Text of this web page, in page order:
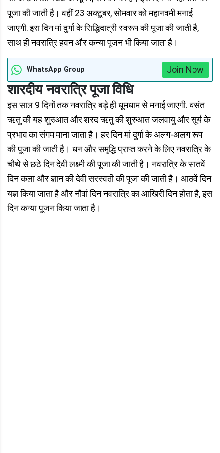
पूजा की जाती है। वहीं 23 अक्टूबर, सोमवार को महानवमी मनाई
जाएगी. इस दिन मां दुर्गा के सिद्धिदात्री स्वरूप की पूजा की जाती है,
साथ ही नवरात्रि हवन और कन्या पूजन भी किया जाता है।
WhatsApp Group Join Now
शारदीय नवरात्रि पूजा विधि
इस साल 9 दिनों तक नवरात्रि बड़े ही धूमधाम से मनाई जाएगी. वसंत
ऋतु की यह शुरुआत और शरद ऋतु की शुरुआत जलवायु और सूर्य के
प्रभाव का संगम माना जाता है। हर दिन मां दुर्गा के अलग-अलग रूप
की पूजा की जाती है। धन और समृद्धि प्राप्त करने के लिए नवरात्रि के
चौथे से छठे दिन देवी लक्ष्मी की पूजा की जाती है। नवरात्रि के सातवें
दिन कला और ज्ञान की देवी सरस्वती की पूजा की जाती है। आठवें दिन
यज्ञ किया जाता है और नौवां दिन नवरात्रि का आखिरी दिन होता है, इस
दिन कन्या पूजन किया जाता है।